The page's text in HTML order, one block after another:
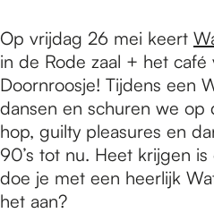
Op vrijdag 26 mei keert
in de Rode zaal + het café
Doornroosje! Tijdens een
dansen en schuren we op
hop, guilty pleasures en
90’s tot nu. Heet krijgen
doe je met een heerlijk
het aan?